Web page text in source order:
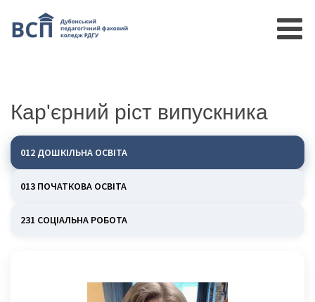
Кар'єрний ріст випускника
012 ДОШКІЛЬНА ОСВІТА
013 ПОЧАТКОВА ОСВІТА
231 СОЦІАЛЬНА РОБОТА